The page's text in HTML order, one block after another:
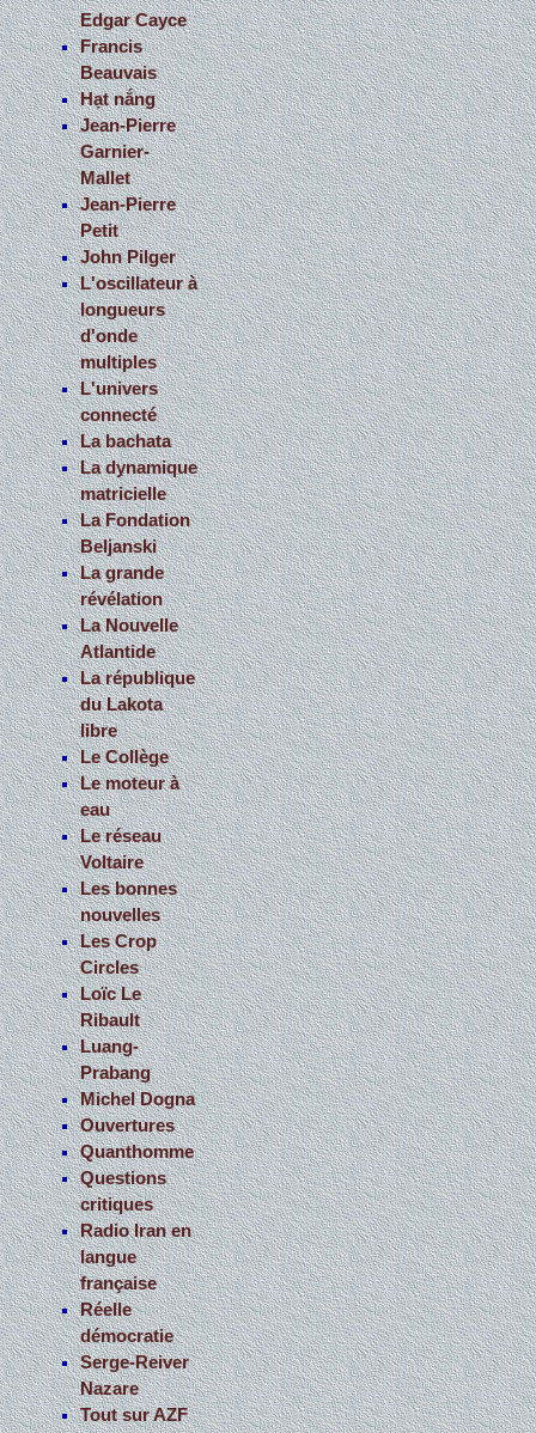
Edgar Cayce
Francis
Beauvais
Hạt nắng
Jean-Pierre
Garnier-
Mallet
Jean-Pierre
Petit
John Pilger
L'oscillateur à
longueurs
d'onde
multiples
L'univers
connecté
La bachata
La dynamique
matricielle
La Fondation
Beljanski
La grande
révélation
La Nouvelle
Atlantide
La république
du Lakota
libre
Le Collège
Le moteur à
eau
Le réseau
Voltaire
Les bonnes
nouvelles
Les Crop
Circles
Loïc Le
Ribault
Luang-
Prabang
Michel Dogna
Ouvertures
Quanthomme
Questions
critiques
Radio Iran en
langue
française
Réelle
démocratie
Serge-Reiver
Nazare
Tout sur AZF